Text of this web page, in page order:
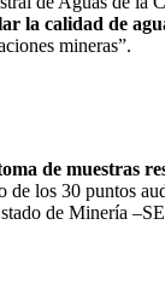
la calidad de
mineras”.
de muestras
los 30 puntos
de Minería